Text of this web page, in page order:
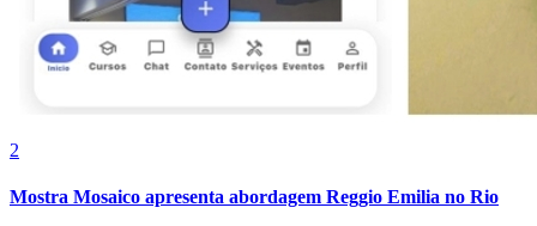
2
Mostra Mosaico apresenta abordagem Reggio Emilia no Rio